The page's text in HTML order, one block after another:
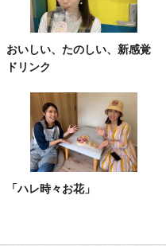
おいしい、たのしい、新感覚
ドリンク
「ハレ時々お花」